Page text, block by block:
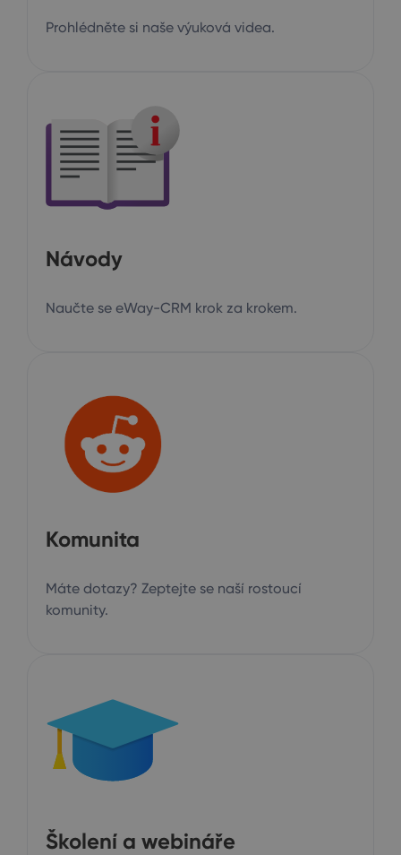
Prohlédněte si naše výuková videa.
Návody
Naučte se eWay-CRM krok za krokem.
Komunita
Máte dotazy? Zeptejte se naší rostoucí
komunity.
Školení a webináře